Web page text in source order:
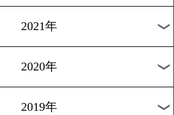
2024年
2023年
2022年